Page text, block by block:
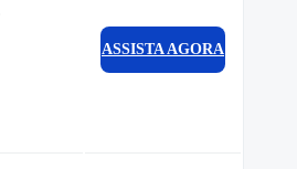
ASSISTA AGORA